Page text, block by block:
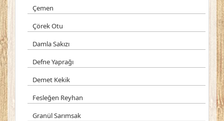
Çemen
Çörek Otu
Damla Sakızı
Defne Yaprağı
Demet Kekik
Fesleğen Reyhan
Granül Sarımsak